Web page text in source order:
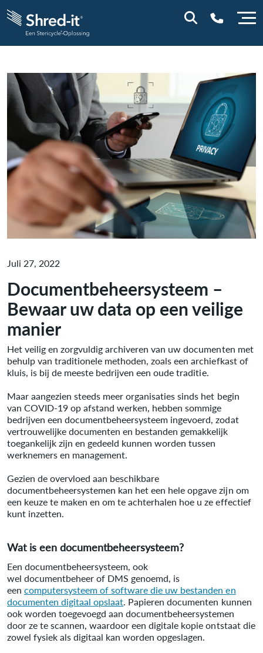
0800 0114
Juli 27, 2022
Documentbeheersysteem –
Bewaar uw data op een veilige
manier
Het veilig en zorgvuldig archiveren van uw documenten met
behulp van traditionele methoden, zoals een archiefkast of
kluis, is bij de meeste bedrijven een oude traditie.
Maar aangezien steeds meer organisaties sinds het begin
van COVID-19 op afstand werken, hebben sommige
bedrijven een documentbeheersysteem ingevoerd, zodat
vertrouwelijke documenten en bestanden gemakkelijk
toegankelijk zijn en gedeeld kunnen worden tussen
werknemers en management.
Gezien de overvloed aan beschikbare
documentbeheersystemen kan het een hele opgave zijn om
een keuze te maken en om te achterhalen hoe u ze effectief
kunt inzetten.
Wat is een documentbeheersysteem?
Een documentbeheersysteem, ook
wel documentbeheer of DMS genoemd, is
eencomputersysteem of software die uw bestanden en
documenten digitaal opslaat. Papieren documenten kunnen
ook worden toegevoegd aan documentbeheersystemen
door ze te scannen, waardoor een digitale kopie ontstaat die
zowel fysiek als digitaal kan worden opgeslagen.